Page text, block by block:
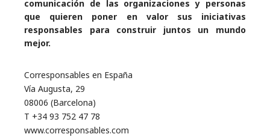
comunicación de las organizaciones y personas
que quieren poner en valor sus iniciativas
responsables para construir juntos un mundo
mejor.
Corresponsables en España
Vía Augusta, 29
08006 (Barcelona)
T +34 93 752 47 78
www.corresponsables.com